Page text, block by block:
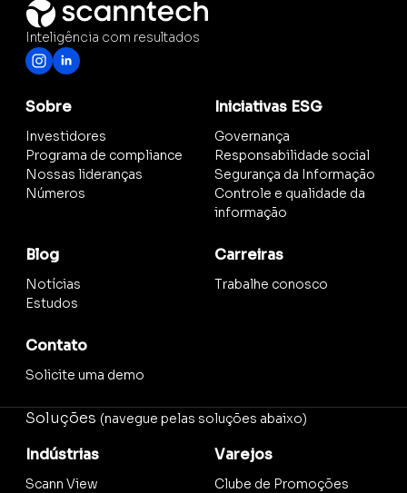
Inteligência com resultados
Sobre
Investidores
Programa de compliance
Nossas lideranças
Números
Iniciativas ESG
Governança
Responsabilidade social
Segurança da Informação
Controle e qualidade da
informação
Blog
Notícias
Estudos
Carreiras
Trabalhe conosco
Contato
Solicite uma demo
Soluções (navegue pelas soluções abaixo)
Indústrias
Scann View
Varejos
Clube de Promoções